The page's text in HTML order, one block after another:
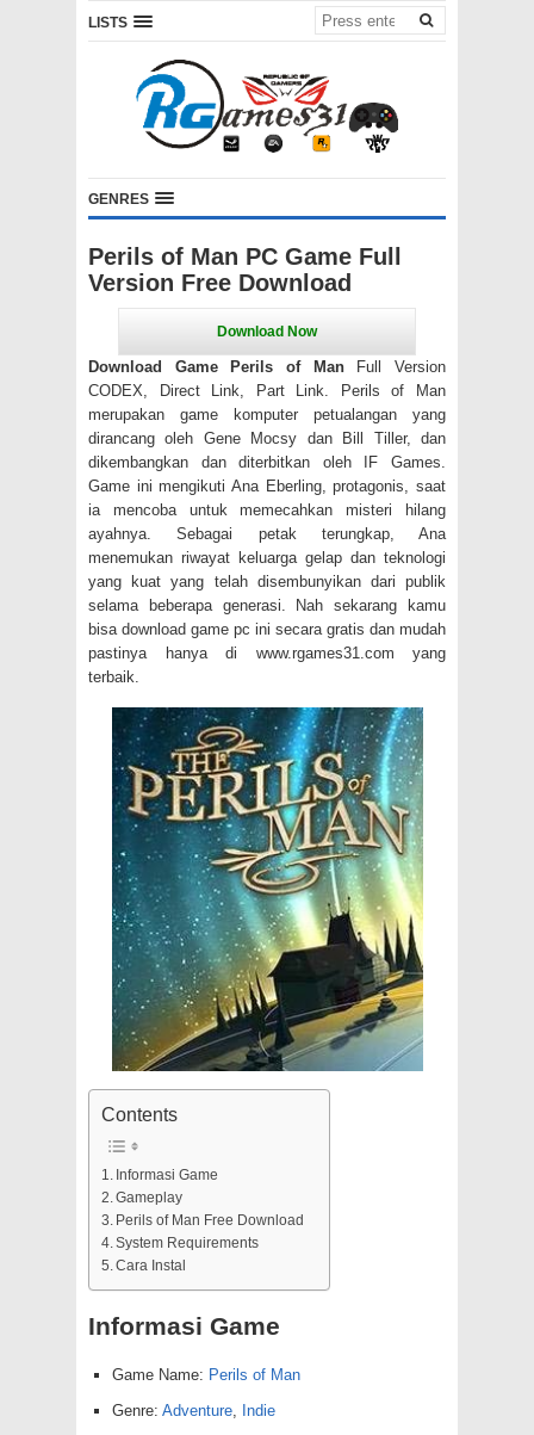
LISTS
GENRES
Perils of Man PC Game Full
Version Free Download
Download Game Perils of ManFull Version
CODEX, Direct Link, Part Link. Perils of Man
merupakan game komputer petualangan yang
dirancang oleh Gene Mocsy dan Bill Tiller, dan
dikembangkan dan diterbitkan oleh IF Games.
Game ini mengikuti Ana Eberling, protagonis, saat
ia mencoba untuk memecahkan misteri hilang
ayahnya. Sebagai petak terungkap, Ana
menemukan riwayat keluarga gelap dan teknologi
yang kuat yang telah disembunyikan dari publik
selama beberapa generasi. Nah sekarang kamu
bisa download game pc ini secara gratis dan mudah
pastinya hanya di www.rgames31.com yang
terbaik.
Contents
Informasi Game
Gameplay
Perils of Man Free Download
System Requirements
Cara Instal
Informasi Game
Game Name: Perils of Man
Genre: Adventure Indie